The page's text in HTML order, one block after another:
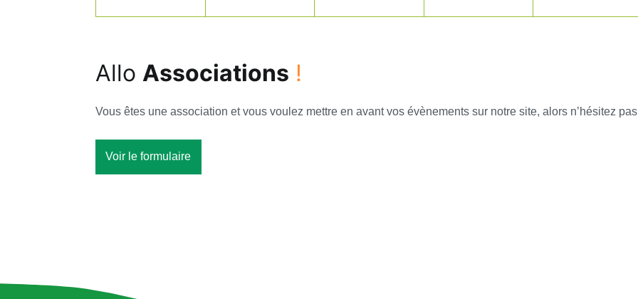
Allo Associations !
Vous êtes une association et vous voulez mettre en avant vos évènements sur notre site, alors n’hésitez
Voir le formulaire